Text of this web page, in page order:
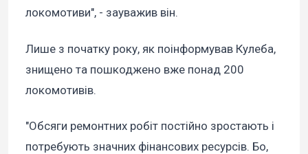
локомотиви", - зауважив він.
Лише з початку року, як поінформував Кулеба,
знищено та пошкоджено вже понад 200
локомотивів.
"Обсяги ремонтних робіт постійно зростають і
потребують значних фінансових ресурсів. Бо,